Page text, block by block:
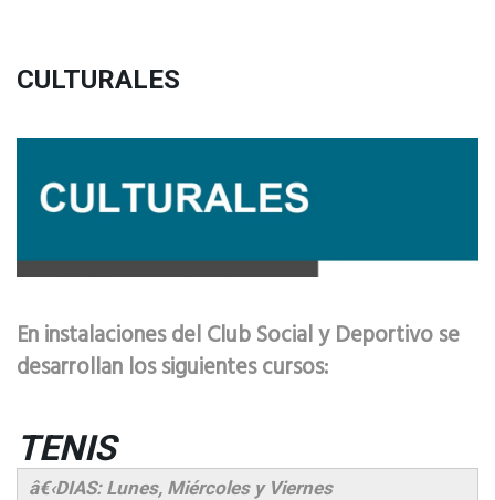
CULTURALES
En instalaciones del Club Social y Deportivo se
desarrollan los siguientes cursos:
TENIS
â€‹DIAS: Lunes, Miércoles y Viernes